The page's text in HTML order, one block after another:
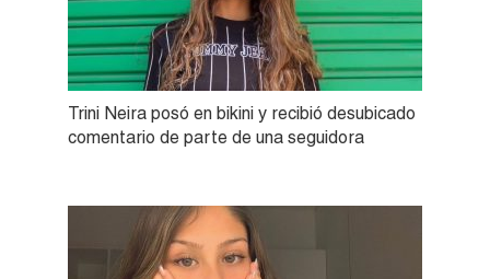
Trini Neira posó en bikini y recibió desubicado
comentario de parte de una seguidora